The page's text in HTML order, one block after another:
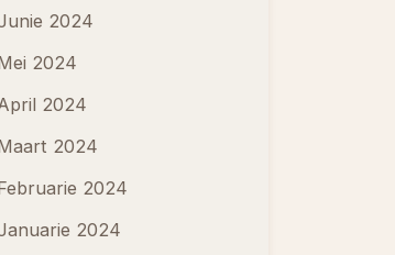
2024
2024
2024
2024
2024
2024